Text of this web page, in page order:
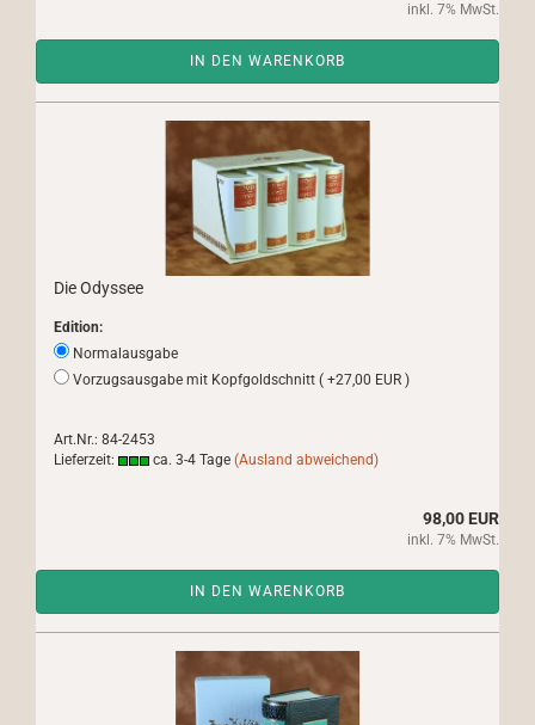
inkl. 7% MwSt.
IN DEN WARENKORB
Die Odyssee
Edition:
Normalausgabe
Vorzugsausgabe mit Kopfgoldschnitt ( +27,00 EUR )
Art.Nr.: 84-2453
Lieferzeit:
ca. 3-4 Tage (Ausland abweichend)
98,00 EUR
inkl. 7% MwSt.
IN DEN WARENKORB